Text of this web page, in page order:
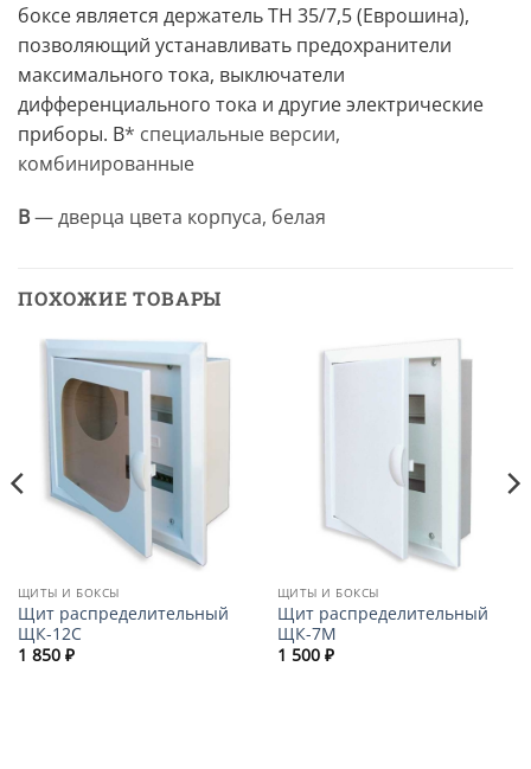
боксе является держатель TH 35/7,5 (Еврошина),
позволяющий устанавливать предохранители
максимального тока, выключатели
дифференциального тока и другие электрические
приборы. В* специальные версии,
комбинированные
B— дверца цвета корпуса, белая
ПОХОЖИЕ ТОВАРЫ
ЩИТЫ И БОКСЫ
Щит распределительный
ЩК-12С
1 850 ₽
ЩИТЫ И БОКСЫ
Щит распределительный
ЩК-7М
1 500 ₽